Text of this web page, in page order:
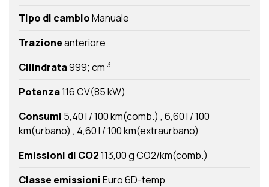
Tipo di cambioManuale
Trazioneanteriore
Cilindrata999; cm 3
Potenza116 CV(85 kW)
Consumi 5,40 l / 100 km(comb.) 6,60 l / 100
km(urbano) 4,60 l / 100 km(extraurbano)
Emissioni di CO2113,00 g CO2/km(comb.)
Classe emissioniEuro 6D-temp